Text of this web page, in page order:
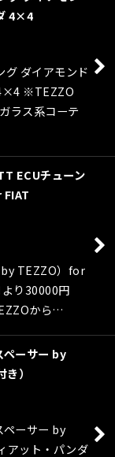
4×4
グ ダイアモンド
※TEZZO
ラス系コーテ
ECUチューン
TEZZO）for
り30000円
から…
ペーサー by
）
ペーサー by
アット・パンダ